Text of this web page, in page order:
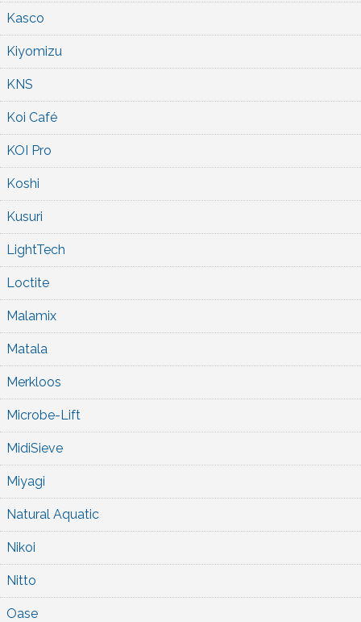
Kasco
Kiyomizu
KNS
Koi Café
KOI Pro
Koshi
Kusuri
LightTech
Loctite
Malamix
Matala
Merkloos
Microbe-Lift
MidiSieve
Miyagi
Natural Aquatic
Nikoi
Nitto
Oase